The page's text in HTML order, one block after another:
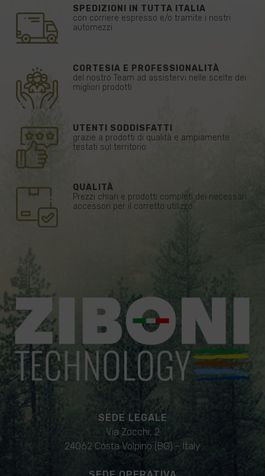
SPEDIZIONI IN TUTTA ITALIA
con corriere espresso e/o tramite i nostri
automezzi
CORTESIA E PROFESSIONALITÀ
del nostro Team ad assistervi nelle scelte dei
migliori prodotti
UTENTI SODDISFATTI
grazie a prodotti di qualità e ampiamente
testati sul territorio
QUALITÀ
Prezzi chiari e prodotti completi dei necessari
accessori per il corretto utilizzo.
SEDE LEGALE
Via Zocchi, 2
24062 Costa Volpino (BG) – Italy